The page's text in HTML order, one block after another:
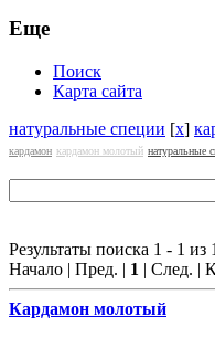
Еще
Поиск
Карта сайта
натуральные специи [x]
кардамон кардамон молотый натуральные
Результаты поиска 1 - 1 из 1
Начало | Пред. | 1 | След. |
Кардамон молотый